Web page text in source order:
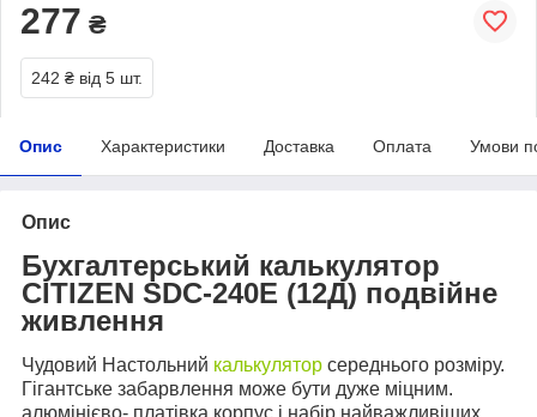
277 ₴
242 ₴ від 5 шт.
Опис Характеристики Доставка Оплата Умови
Опис
Бухгалтерський калькулятор
CITIZEN SDC-240Е (12Д) подвійне
живлення
Чудовий Настольний калькулятор середнього розміру.
Гігантське забарвлення може бути дуже міцним.